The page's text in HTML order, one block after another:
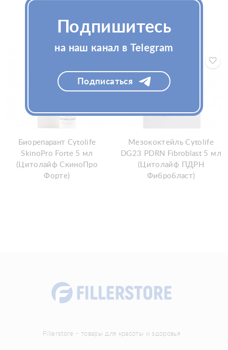
Биорепарант Cytolife
SkinoPro Forte 5 мл
(Цитолайф СкиноПро
Форте)
Мезококтейль Cytolife
DG23 PDRN Fibroblast 5 мл
(Цитолайф ПДРН
Фибробласт)
Fillerstore - товары для красоты и здоровья
Подпишитесь
на наш канал в Telegram
Подписаться